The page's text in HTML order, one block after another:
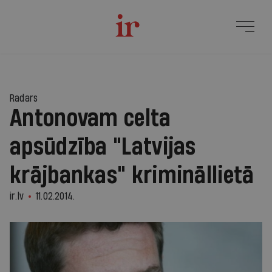
Radars
Antonovam celta
apsūdzība "Latvijas
krājbankas" krimināllietā
ir.lv 11.02.2014.